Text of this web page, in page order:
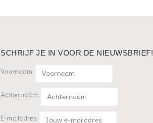
SCHRIJF JE IN VOOR DE NIEUWSBRIEF!
Voornaam:
Achternaam:
E-mailadres: